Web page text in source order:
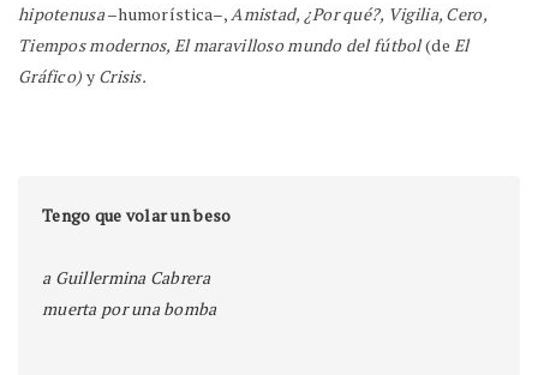
hipotenusa–humorística–,Amistad, ¿Por qué?, Vigilia, Cero,
Tiempos modernos, El maravilloso mundo del fútbol(deEl
Gráfico) y Crisis.
Tengo que volar un beso
a Guillermina Cabrera
muerta por una bomba